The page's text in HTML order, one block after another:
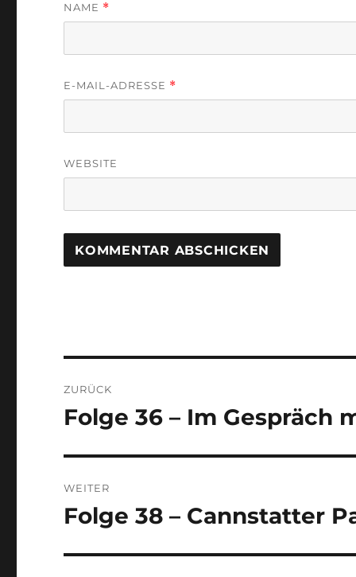
NAME *
E-MAIL-ADRESSE *
WEBSITE
ZURÜCK
Vorheriger
Folge 36 – Im Gespräch
WEITER
Nächster
Folge 38 – Cannstatter